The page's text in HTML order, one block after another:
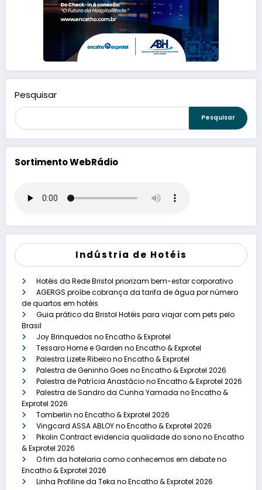
Pesquisar
Pesquisar
Sortimento WebRádio
Indústria de Hotéis
Hotéis da Rede Bristol priorizam bem-estar corporativo
AGERGS proíbe cobrança da tarifa de água por número
de quartos em hotéis
Guia prático da Bristol Hotéis para viajar com pets pelo
Brasil
Joy Brinquedos no Encatho & Exprotel
Tessaro Home e Garden no Encatho & Exprotel
Palestra Lizete Ribeiro no Encatho & Exprotel
Palestra de Geninho Goes no Encatho & Exprotel 2026
Palestra de Patrícia Anastácio no Encatho & Exprotel 2026
Palestra de Sandro da Cunha Yamada no Encatho &
Exprotel 2026
Tomberlin no Encatho & Exprotel 2026
Vingcard ASSA ABLOY no Encatho & Exprotel 2026
Pikolin Contract evidencia qualidade do sono no Encatho
& Exprotel 2026
O fim da hotelaria como conhecemos em debate no
Encatho & Exprotel 2026
Linha Profiline da Teka no Encatho & Exprotel 2026